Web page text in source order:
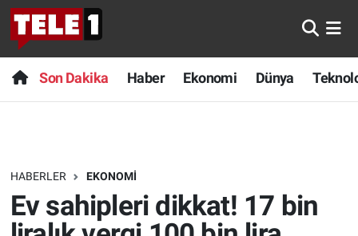
Son Dakika Haber Ekonomi Dünya
HABERLER EKONOMI
Ev sahipleri dikkat! 17 bin
Anında Manşet
Başka Sohbetler
Bilim turu
Bilim ve Teknoloji Evreni
Son Dakika
Haber
Dünya
Teknoloji
Nöbetçi Eczaneler
Hava Durumu
Trafik Durumu
Süper Lig Puan Durumu ve Fikstür